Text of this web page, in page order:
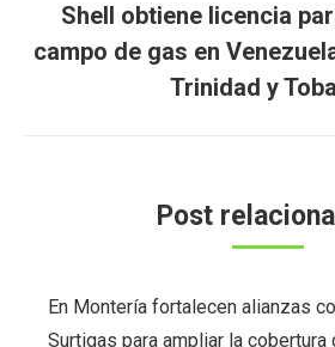
Shell obtiene licencia
campo de gas en
Trinidad y
Post
En Montería fortalecen alianzas
Surtigas para ampliar la cobertura